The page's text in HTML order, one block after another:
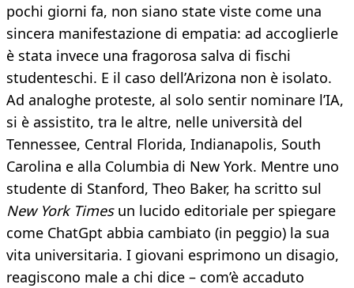
pochi giorni fa, non siano state viste come una
sincera manifestazione di empatia: ad accoglierle
è stata invece una fragorosa salva di fischi
studenteschi. E il caso dell’Arizona non è isolato.
Ad analoghe proteste, al solo sentir nominare l’IA,
si è assistito, tra le altre, nelle università del
Tennessee, Central Florida, Indianapolis, South
Carolina e alla Columbia di New York. Mentre uno
studente di Stanford, Theo Baker, ha scritto sul
New York Timesun lucido editoriale per spiegare
come ChatGpt abbia cambiato (in peggio) la sua
vita universitaria. I giovani esprimono un disagio,
reagiscono male a chi dice – com’è accaduto